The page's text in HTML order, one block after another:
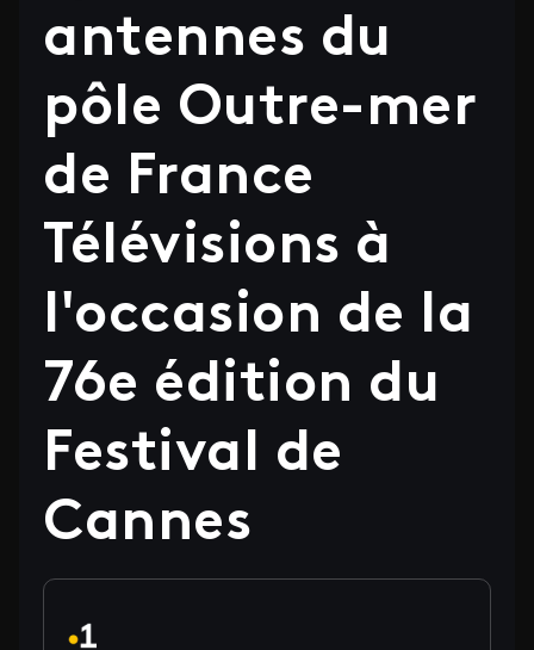
antennes du
pôle Outre-mer
de France
Télévisions à
l'occasion de la
76e édition du
Festival de
Cannes